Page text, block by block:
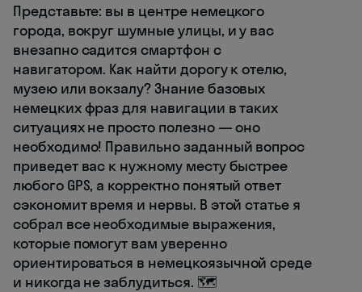
Представьте: вы в центре немецкого
города, вокруг шумные улицы, и у вас
внезапно садится смартфон с
навигатором. Как найти дорогу к отелю,
музею или вокзалу? Знание базовых
немецких фраз для навигации в таких
ситуациях не просто полезно — оно
необходимо! Правильно заданный вопрос
приведет вас к нужному месту быстрее
любого GPS, а корректно понятый ответ
сэкономит время и нервы. В этой статье я
собрал все необходимые выражения,
которые помогут вам уверенно
ориентироваться в немецкоязычной среде
и никогда не заблудиться. 🗺️